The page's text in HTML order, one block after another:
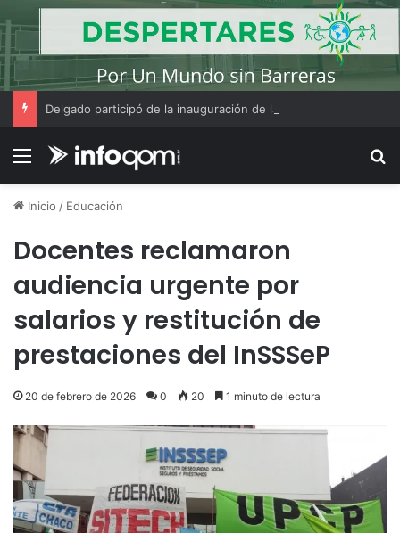
Menú
Inicio / Educación
Docentes reclamaron
audiencia urgente por
salarios y restitución de
prestaciones del InSSSeP
20 de febrero de 2026 0 20 1 minuto de lectura